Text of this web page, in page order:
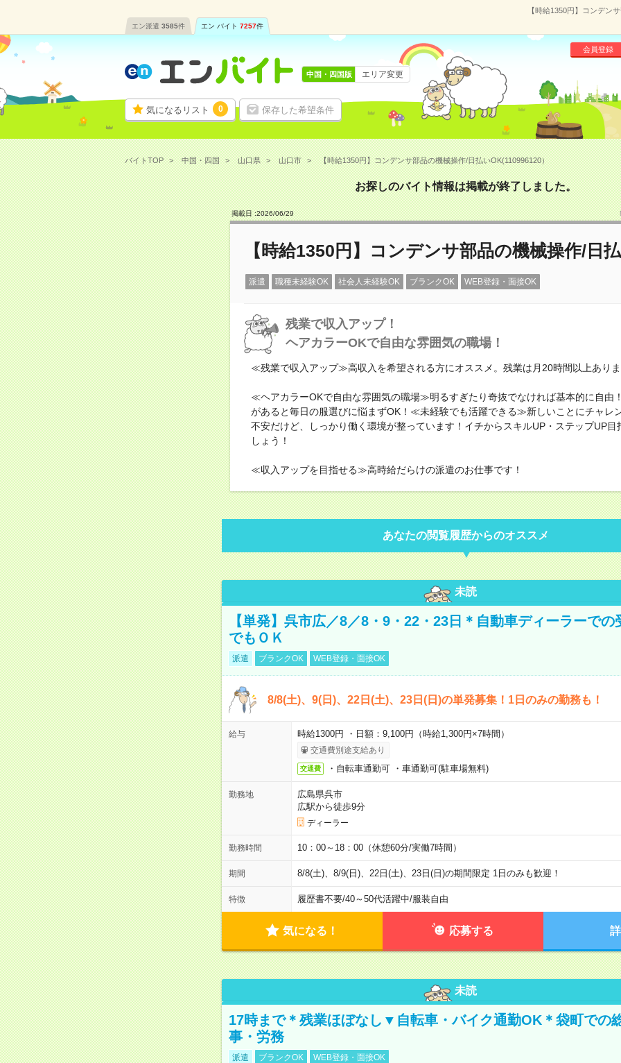
【時給1350円】コンデン
エン派遣 3585件 エン バイト 7257件
気になるリスト 0 保存した希望条件
会員登録
中国・四国版 エリア変更
バイトTOP 中国・四国 山口県 山口市 【時給1350円】コンデンサ部品の機械操作/日払いOK(110996120）
お探しのバイト情報は掲載が終了しました。
掲載日 :2026/06/29
【時給1350円】コンデンサ部品の機械操作/日
派遣 職種未経験OK 社会人未経験OK ブランクOK WEB登録・面接OK
残業で収入アップ！
ヘアカラーOKで自由な雰囲気の職場！
≪残業で収入アップ≫高収入を希望される方にオススメ。残業は月20時間以上あり
≪ヘアカラーOKで自由な雰囲気の職場≫明るすぎたり奇抜でなければ基本的に自由
があると毎日の服選びに悩まずOK！≪未経験でも活躍できる≫新しいことにチャレ
不安だけど、しっかり働く環境が整っています！イチからスキルUP・ステップUP目
しょう！
≪収入アップを目指せる≫高時給だらけの派遣のお仕事です！
あなたの閲覧履歴からのオススメ
未読
【単発】呉市広／8／8・9・22・23日＊自動車ディーラーでの
でもＯＫ
派遣 ブランクOK WEB登録・面接OK
8/8(土)、9(日)、22日(土)、23日(日)の単発募集！1日のみの勤務も！
給与 時給1300円 ・日額：9,100円（時給1,300円×7時間）
交通費別途支給あり
交通費 ・自転車通勤可 ・車通勤可(駐車場無料)
勤務地
広島県呉市
広駅から徒歩9分
ディーラー
勤務時間 10：00～18：00（休憩60分/実働7時間）
期間 8/8(土)、8/9(日)、22日(土)、23日(日)の期間限定 1日のみも歓迎！
特徴 履歴書不要/40～50代活躍中/服装自由
気になる！ 応募する
未読
17時まで＊残業ほぼなし▼自転車・バイク通勤OK＊袋町での
事・労務
派遣 ブランクOK WEB登録・面接OK